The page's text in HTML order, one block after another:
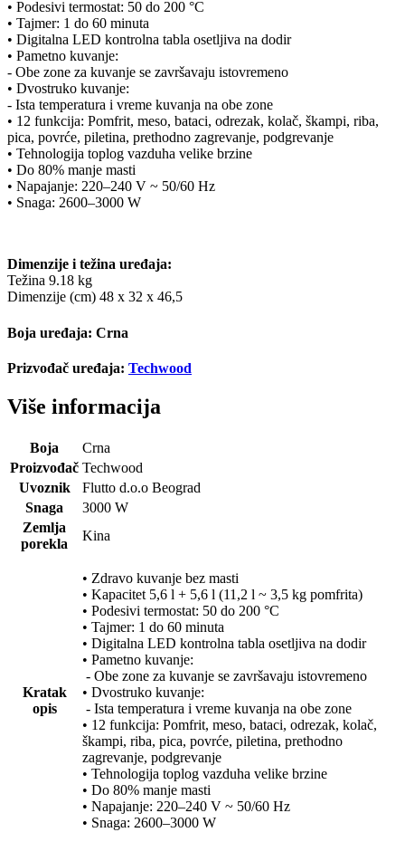
• Podesivi termostat: 50 do 200 °C
• Tajmer: 1 do 60 minuta
• Digitalna LED kontrolna tabla osetljiva na dodir
• Pametno kuvanje:
- Obe zone za kuvanje se završavaju istovremeno
• Dvostruko kuvanje:
- Ista temperatura i vreme kuvanja na obe zone
• 12 funkcija: Pomfrit, meso, bataci, odrezak, kolač, škampi, riba,
pica, povrće, piletina, prethodno zagrevanje, podgrevanje
• Tehnologija toplog vazduha velike brzine
• Do 80% manje masti
• Napajanje: 220–240 V ~ 50/60 Hz
• Snaga: 2600–3000 W
Dimenzije i težina uređaja:
Težina 9.18 kg
Dimenzije (cm) 48 x 32 x 46,5
Boja uređaja: Crna
Prizvođač uređaja: Techwood
Više informacija
Boja
Crna
Proizvođač Techwood
Uvoznik
Flutto d.o.o Beograd
Snaga
3000 W
Zemlja
porekla
Kina
Kratak
opis
• Zdravo kuvanje bez masti
• Kapacitet 5,6 l + 5,6 l (11,2 l ~ 3,5 kg pomfrita)
• Podesivi termostat: 50 do 200 °C
• Tajmer: 1 do 60 minuta
• Digitalna LED kontrolna tabla osetljiva na dodir
• Pametno kuvanje:
- Obe zone za kuvanje se završavaju istovremeno
• Dvostruko kuvanje:
- Ista temperatura i vreme kuvanja na obe zone
• 12 funkcija: Pomfrit, meso, bataci, odrezak, kolač,
škampi, riba, pica, povrće, piletina, prethodno
zagrevanje, podgrevanje
• Tehnologija toplog vazduha velike brzine
• Do 80% manje masti
• Napajanje: 220–240 V ~ 50/60 Hz
• Snaga: 2600–3000 W